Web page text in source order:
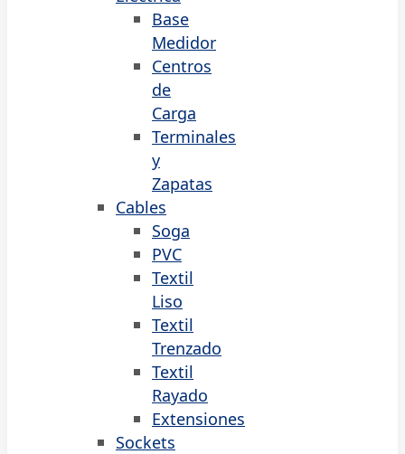
Base
Medidor
Centros
de
Carga
Terminales
y
Zapatas
Cables
Soga
PVC
Textil
Liso
Textil
Trenzado
Textil
Rayado
Extensiones
Sockets